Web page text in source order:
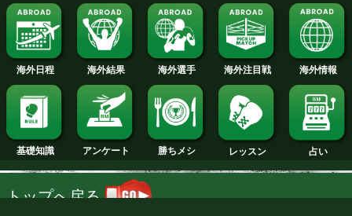
試合日程 試合結果 新人王 ランキング